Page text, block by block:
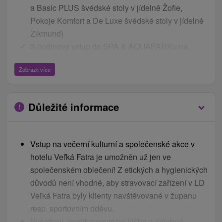
a Basic PLUS švédské stoly v jídelně Žofie,
Pokoje Komfort a De Luxe švédské stoly v jídelně
Zikmund)
pobyt nezahrnuje
aktuálního ceníku lázní.
Pondělí – Pátek: 15:00 – 19:30
Víkend (Sobota – Neděle): 10:00 – 19:30
Ceník - Bonusy
volný vstup do bazénu Olympic a fitness během
provozních hodin
Zobrazit více
Důležité informace
Vstup na večerní kulturní a společenské akce v
hotelu Veľká Fatra je umožněn už jen ve
společenském oblečení! Z etických a hygienických
důvodů není vhodné, aby stravovací zařízení v LD
Veľká Fatra byly klienty navštěvované v županu
resp. sportovním oděvu.